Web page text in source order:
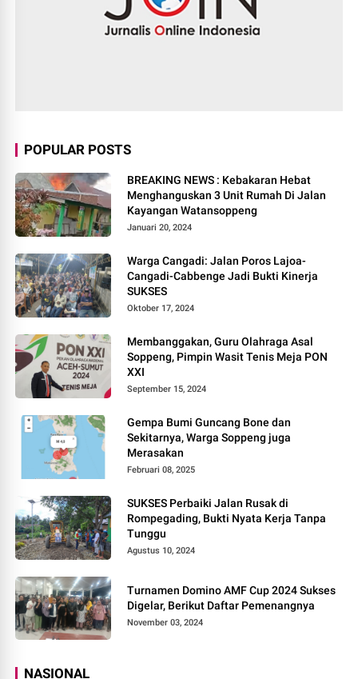
POPULAR POSTS
BREAKING NEWS : Kebakaran Hebat
Menghanguskan 3 Unit Rumah Di Jalan
Kayangan Watansoppeng
Januari 20, 2024
Warga Cangadi: Jalan Poros Lajoa-
Cangadi-Cabbenge Jadi Bukti Kinerja
SUKSES
Oktober 17, 2024
Membanggakan, Guru Olahraga Asal
Soppeng, Pimpin Wasit Tenis Meja PON
XXI
September 15, 2024
Gempa Bumi Guncang Bone dan
Sekitarnya, Warga Soppeng juga
Merasakan
Februari 08, 2025
SUKSES Perbaiki Jalan Rusak di
Rompegading, Bukti Nyata Kerja Tanpa
Tunggu
Agustus 10, 2024
Turnamen Domino AMF Cup 2024 Sukses
Digelar, Berikut Daftar Pemenangnya
November 03, 2024
NASIONAL